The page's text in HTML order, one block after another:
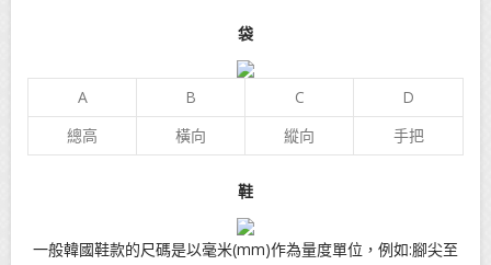
袋
A B C
D
總高
橫向 縱向 手把
鞋
一般韓國鞋款的尺碼是以毫米(mm)作為量度單位，例如:腳尖至